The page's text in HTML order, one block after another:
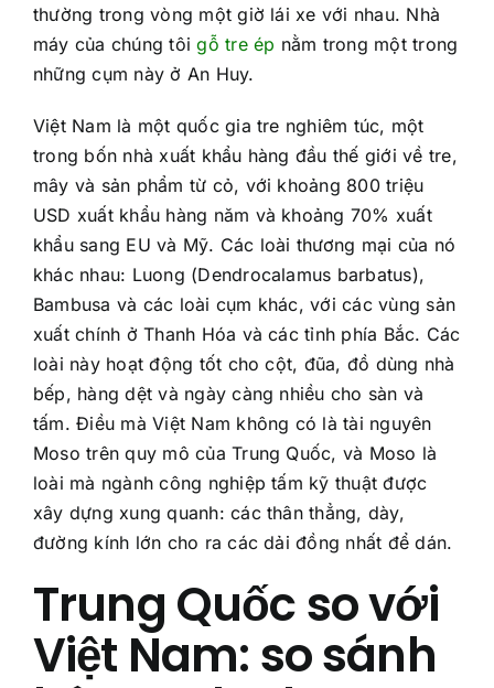
thường trong vòng một giờ lái xe với nhau. Nhà
máy của chúng tôigỗ tre ép nằm trong một trong
những cụm này ở An Huy.
Việt Nam là một quốc gia tre nghiêm túc, một
trong bốn nhà xuất khẩu hàng đầu thế giới về tre,
mây và sản phẩm từ cỏ, với khoảng 800 triệu
USD xuất khẩu hàng năm và khoảng 70% xuất
khẩu sang EU và Mỹ. Các loài thương mại của nó
khác nhau: Luong (Dendrocalamus barbatus),
Bambusa và các loài cụm khác, với các vùng sản
xuất chính ở Thanh Hóa và các tỉnh phía Bắc. Các
loài này hoạt động tốt cho cột, đũa, đồ dùng nhà
bếp, hàng dệt và ngày càng nhiều cho sàn và
tấm. Điều mà Việt Nam không có là tài nguyên
Moso trên quy mô của Trung Quốc, và Moso là
loài mà ngành công nghiệp tấm kỹ thuật được
xây dựng xung quanh: các thân thẳng, dày,
đường kính lớn cho ra các dải đồng nhất để dán.
Trung Quốc so với
Việt Nam: so sánh